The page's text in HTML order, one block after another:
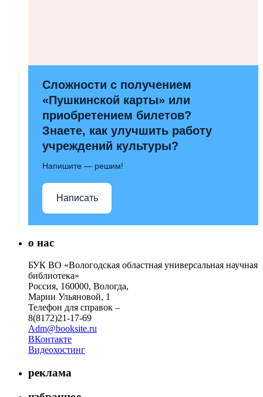
Сложности с получением
«Пушкинской карты» или
приобретением билетов?
Знаете, как улучшить работу
учреждений культуры?
Напишите — решим!
Написать
о нас
БУК ВО «Вологодская областная универсальная научная
библиотека»
Россия, 160000, Вологда,
Марии Ульяновой, 1
Телефон для справок –
8(8172)21-17-69
Adm@booksite.ru
ВКонтакте
Видеохостинг
реклама